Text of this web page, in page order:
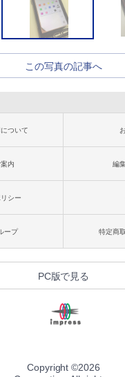
この写真の記事へ
ついて
内 編
シー
ープ 特定商
PC版で見る
Copyright ©2026